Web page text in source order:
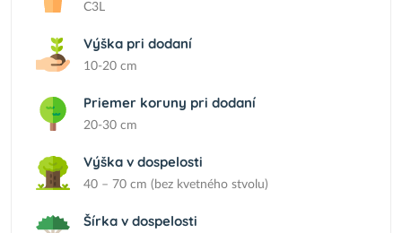
C3L
Výška pri dodaní
10-20 cm
Priemer koruny pri dodaní
20-30 cm
Výška v dospelosti
40 – 70 cm (bez kvetného stvolu)
Šírka v dospelosti